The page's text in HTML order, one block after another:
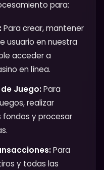
para:
Para crear, mantener
usuario en nuestra
acceder a
en línea.
Juego:Para
realizar
fondos y procesar
Para
y todas las